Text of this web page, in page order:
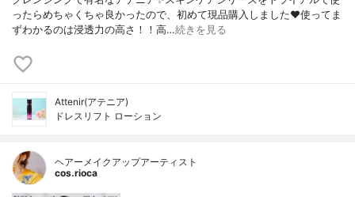
ったらめちゃくちゃ良かったので、初めて現品購入しました❤️使ってま
ずわかるのは浸透力の高さ！！高…続きを見る
Attenir(アテニア)
ドレスリフト ローション
ヘアーメイクアップアーティスト
cos.rioca